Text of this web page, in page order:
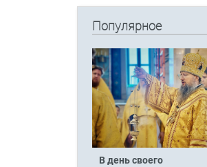
Популярное
В день своего